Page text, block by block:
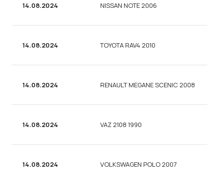
14.08.2024 NISSAN NOTE 2006
14.08.2024 TOYOTA RAV4 2010
14.08.2024 RENAULT MEGANE SCENIC 2008
14.08.2024 VAZ 2108 1990
14.08.2024 VOLKSWAGEN POLO 2007